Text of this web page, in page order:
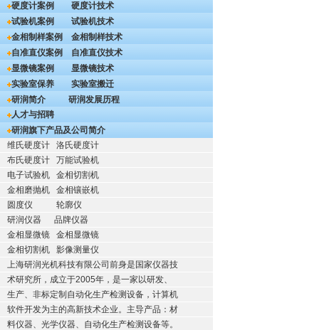
硬度计案例
硬度计技术
试验机案例
试验机技术
金相制样案例
金相制样技术
自准直仪案例
自准直仪技术
显微镜案例
显微镜技术
实验室保养
实验室搬迁
研润简介
研润发展历程
人才与招聘
研润旗下产品及公司简介
维氏硬度计
洛氏硬度计
布氏硬度计
万能试验机
电子试验机
金相切割机
金相磨抛机
金相镶嵌机
圆度仪
轮廓仪
研润仪器
品牌仪器
金相显微镜
金相显微镜
金相切割机
影像测量仪
上海研润光机科技有限公司前身是国家仪器技
术研究所，成立于2005年，是一家以研发、
生产、非标定制自动化生产检测设备，计算机
软件开发为主的高新技术企业。主导产品：材
料仪器、光学仪器、自动化生产检测设备等。